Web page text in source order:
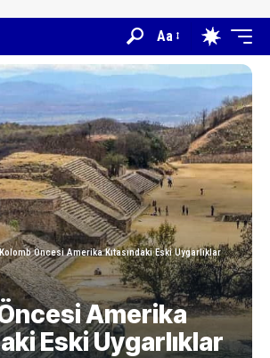
Aa
Kolomb Öncesi Amerika Kıtasındaki Eski Uygarlıklar
Amerika
Eski Uygarlıklar